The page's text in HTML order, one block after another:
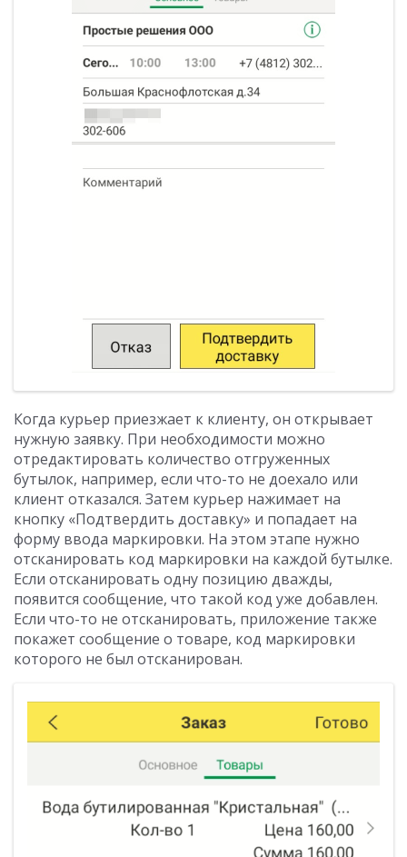
Когда курьер приезжает к клиенту, он открывает
нужную заявку. При необходимости можно
отредактировать количество отгруженных
бутылок, например, если что-то не доехало или
клиент отказался. Затем курьер нажимает на
кнопку «Подтвердить доставку» и попадает на
форму ввода маркировки. На этом этапе нужно
отсканировать код маркировки на каждой бутылке.
Если отсканировать одну позицию дважды,
появится сообщение, что такой код уже добавлен.
Если что-то не отсканировать, приложение также
покажет сообщение о товаре, код маркировки
которого не был отсканирован.